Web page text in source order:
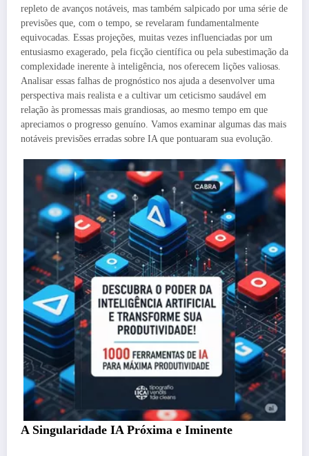
repleto de avanços notáveis, mas também salpicado por uma série de
previsões que, com o tempo, se revelaram fundamentalmente
equivocadas. Essas projeções, muitas vezes influenciadas por um
entusiasmo exagerado, pela ficção científica ou pela subestimação da
complexidade inerente à inteligência, nos oferecem lições valiosas.
Analisar essas falhas de prognóstico nos ajuda a desenvolver uma
perspectiva mais realista e a cultivar um ceticismo saudável em
relação às promessas mais grandiosas, ao mesmo tempo em que
apreciamos o progresso genuíno. Vamos examinar algumas das mais
notáveis previsões erradas sobre IA que pontuaram sua evolução.
A Singularidade IA Próxima e Iminente